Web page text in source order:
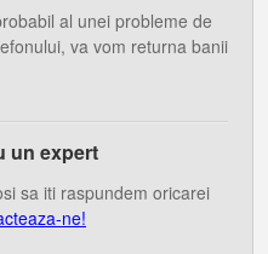
al unei probleme de
va vom returna banii
un expert
sa iti raspundem oricarei
ne!